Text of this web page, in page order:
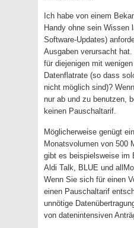
Ich habe von einem
Handy ohne sein Wissen
Software-Updates)
Ausgaben verursacht
für diejenigen mit
Datenflatrate (so dass
nicht möglich sind)?
nur ab und zu benutzen,
keinen Pauschaltarif.
Möglicherweise genügt
Monatsvolumen von 500
gibt es beispielsweise im
Aldi Talk, BLUE und
Wenn Sie sich für einen
einen Pauschaltarif
unnötige
von datenintensiven